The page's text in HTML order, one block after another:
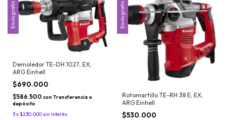
Envío gratis
Demoledor TE-DH 1027; EX;
ARG Einhell
$690.000
$586.500 con Transferencia o
depósito
3x$230.000 sin interés
Envío gratis
Rotomartillo TE-RH 38 E; EX;
ARG Einhell
$530.000